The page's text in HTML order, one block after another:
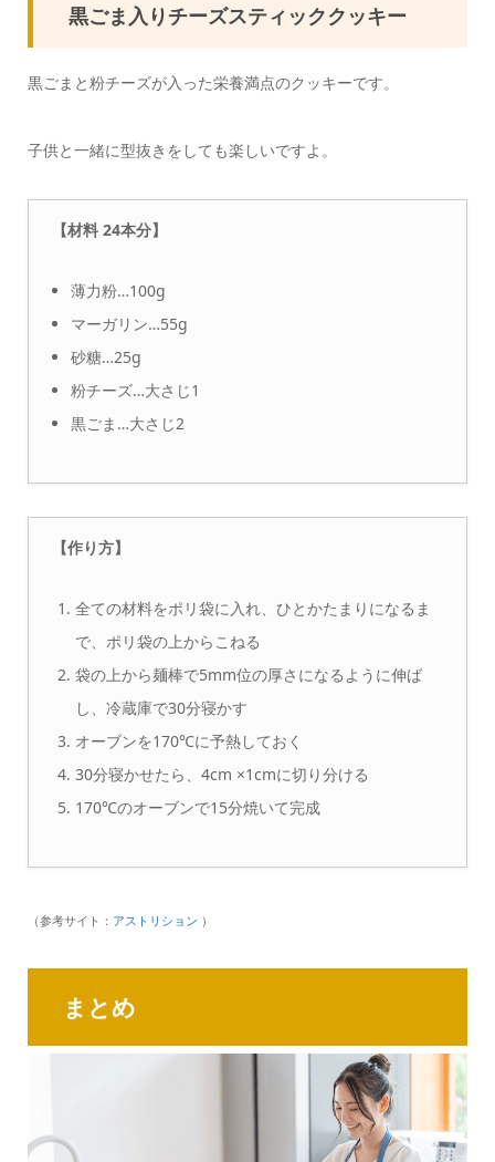
黒ごま入りチーズスティッククッキー
黒ごまと粉チーズが入った栄養満点のクッキーです。
子供と一緒に型抜きをしても楽しいですよ。
【材料 24本分】
薄力粉…100g
マーガリン…55g
砂糖…25g
粉チーズ…大さじ1
黒ごま…大さじ2
【作り方】
全ての材料をポリ袋に入れ、ひとかたまりになるま
で、ポリ袋の上からこねる
袋の上から麺棒で5mm位の厚さになるように伸ば
し、冷蔵庫で30分寝かす
オーブンを170℃に予熱しておく
30分寝かせたら、4cm ×1cmに切り分ける
170℃のオーブンで15分焼いて完成
（参考サイト： アストリション ）
まとめ